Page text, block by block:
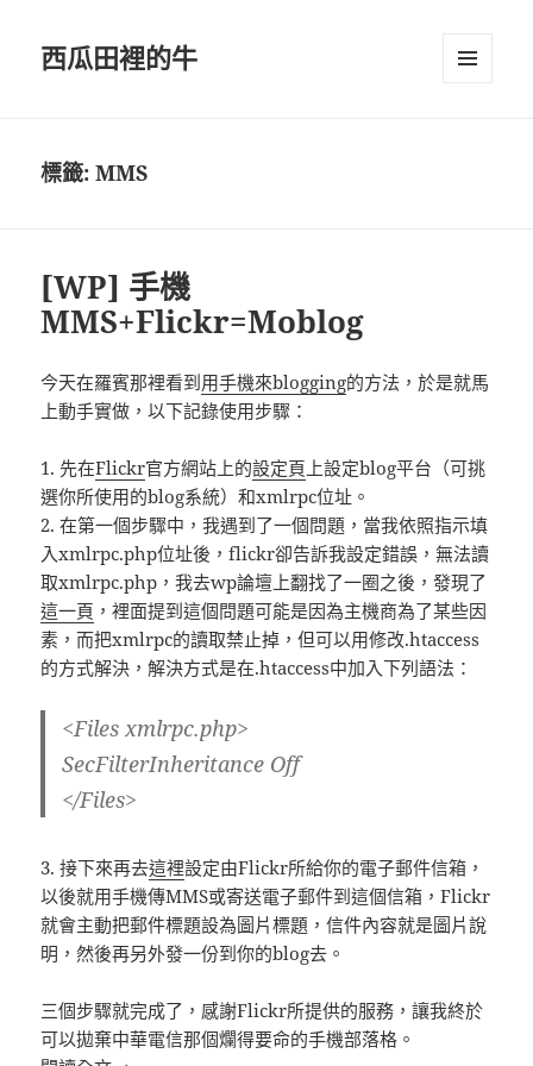
西瓜田裡的牛
標籤:MMS
[WP] 手機
MMS+Flickr=Moblog
今天在羅賓那裡看到用手機來blogging的方法，於是就馬
上動手實做，以下記錄使用步驟：
1. 先在Flickr官方網站上的設定頁 上設定blog平台（可挑
選你所使用的blog系統）和xmlrpc位址。
2. 在第一個步驟中，我遇到了一個問題，當我依照指示填
入xmlrpc.php位址後，flickr卻告訴我設定錯誤，無法讀
取xmlrpc.php，我去wp論壇上翻找了一圈之後，發現了
這一頁 ，裡面提到這個問題可能是因為主機商為了某些因
素，而把xmlrpc的讀取禁止掉，但可以用修改.htaccess
的方式解決，解決方式是在.htaccess中加入下列語法：
<Files xmlrpc.php>
SecFilterInheritance Off
</Files>
3. 接下來再去這裡設定由Flickr所給你的電子郵件信箱，
以後就用手機傳MMS或寄送電子郵件到這個信箱，Flickr
就會主動把郵件標題設為圖片標題，信件內容就是圖片說
明，然後再另外發一份到你的blog去。
三個步驟就完成了，感謝Flickr所提供的服務，讓我終於
可以拋棄中華電信那個爛得要命的手機部落格。